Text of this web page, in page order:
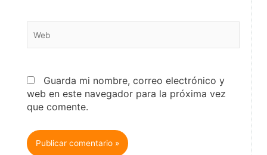
Guarda mi nombre, correo electrónico y
web en este navegador para la próxima vez
que comente.